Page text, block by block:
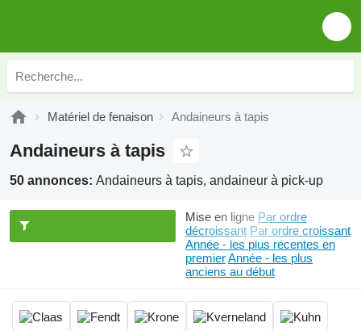
Matériel de fenaison Andaineurs à tapis
Andaineurs à tapis
50 annonces: Andaineurs à tapis, andaineur à pick-up
Mise en ligne Par ordre
décroissant Par ordre croissant
Année - les plus récentes en
premierAnnée - les plus
anciens au début